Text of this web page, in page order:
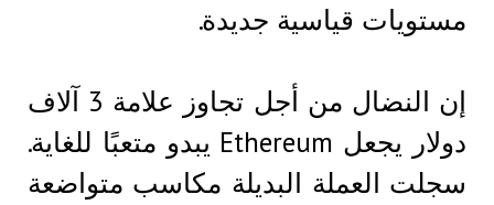
مستويات قياسية جديدة.
إن النضال من أجل تجاوز علامة 3 آلاف
دولار يجعل Ethereum يبدو متعبًا للغاية.
سجلت العملة البديلة مكاسب متواضعة